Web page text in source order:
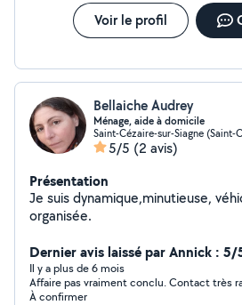
Voir le profil
Bellaiche Audrey
Ménage, aide à domicile
Saint-Cézaire-sur-Siagne (Saint-
5/5 (2 avis)
Présentation
Je suis dynamique,minutieuse,
organisée.
Dernier avis laissé par Annick : 5/
Il y a plus de 6 mois
Affaire pas vraiment conclu. Contact très rapide et très correct
À confirmer